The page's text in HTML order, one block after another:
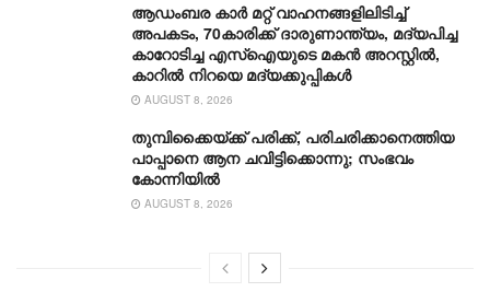
ആഡംബര കാര്‍ മറ്റ് വാഹനങ്ങളിലിടിച്ച്
അപകടം, 70കാരിക്ക് ദാരുണാന്ത്യം, മദ്യപിച്ച
കാറോടിച്ച എസ്ഐയുടെ മകന്‍ അറസ്റ്റില്‍,
കാറില്‍ നിറയെ മദ്യക്കുപ്പികള്‍
AUGUST 8, 2026
തുമ്പിക്കൈയ്ക്ക് പരിക്ക്, പരിചരിക്കാനെത്തിയ
പാപ്പാനെ ആന ചവിട്ടിക്കൊന്നു; സംഭവം
കോന്നിയിൽ
AUGUST 8, 2026